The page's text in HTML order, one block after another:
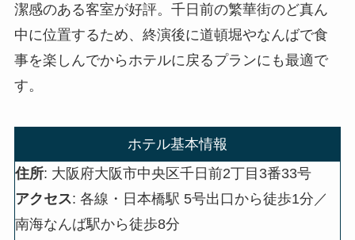
潔感のある客室が好評。千日前の繁華街のど真ん
中に位置するため、終演後に道頓堀やなんばで食
事を楽しんでからホテルに戻るプランにも最適で
す。
ホテル基本情報
住所: 大阪府大阪市中央区千日前2丁目3番33号
アクセス: 各線・日本橋駅 5号出口から徒歩1分／
南海なんば駅から徒歩8分